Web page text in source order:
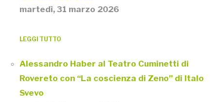
martedì, 31 marzo 2026
LEGGI TUTTO
Alessandro Haber al Teatro Cuminetti di
Rovereto con “La coscienza di Zeno” di Italo
Svevo